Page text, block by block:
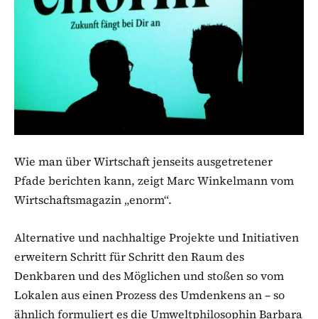
Wie man über Wirtschaft jenseits ausgetretener
Pfade berichten kann, zeigt Marc Winkelmann vom
Wirtschaftsmagazin „enorm“.
Alternative und nachhaltige Projekte und Initiativen
erweitern Schritt für Schritt den Raum des
Denkbaren und des Möglichen und stoßen so vom
Lokalen aus einen Prozess des Umdenkens an – so
ähnlich formuliert es die Umweltphilosophin Barbara